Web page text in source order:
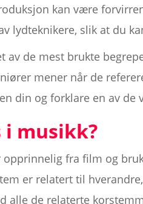
kan være
lydteknikere, slik at du
av de mest brukte
mener når de
din og forklare en av
i musikk?
opprinnelig fra film og
er relatert til
alle de relaterte